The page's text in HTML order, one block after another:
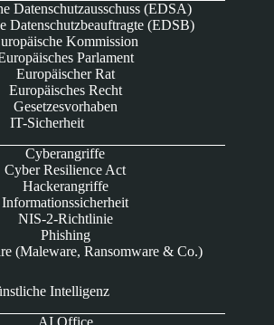
Datenschutzausschuss (EDSA)
Datenschutzbeauftragte (EDSB)
Kommission
Parlament
Europäischer Rat
Europäisches Recht
Gesetzesvorhaben
IT-Sicherheit
Cyberangriffe
Cyber Resilience Act
Hackerangriffe
Informationssicherheit
NIS-2-Richtlinie
Phishing
(Maleware, Ransomware & Co.)
Intelligenz
AI Office